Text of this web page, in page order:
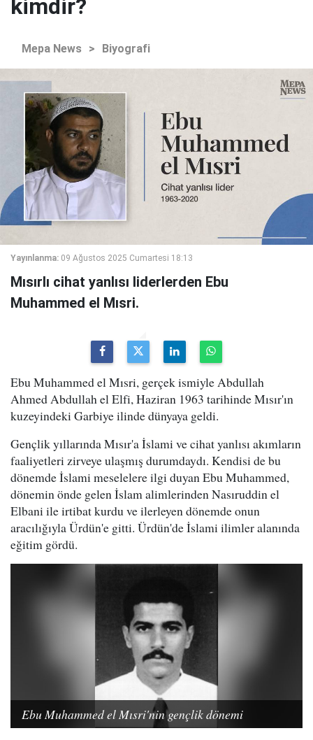
kimdir?
Mepa News > Biyografi
Yayınlanma: 09 Ağustos 2025 Cumartesi 18:13
Mısırlı cihat yanlısı liderlerden Ebu
Muhammed el Mısri.
Ebu Muhammed el Mısri, gerçek ismiyle Abdullah
Ahmed Abdullah el Elfi, Haziran 1963 tarihinde Mısır'ın
kuzeyindeki Garbiye ilinde dünyaya geldi.
Gençlik yıllarında Mısır'a İslami ve cihat yanlısı akımların
faaliyetleri zirveye ulaşmış durumdaydı. Kendisi de bu
dönemde İslami meselelere ilgi duyan Ebu Muhammed,
dönemin önde gelen İslam alimlerinden Nasıruddin el
Elbani ile irtibat kurdu ve ilerleyen dönemde onun
aracılığıyla Ürdün'e gitti. Ürdün'de İslami ilimler alanında
eğitim gördü.
Ebu Muhammed el Mısri'nin gençlik dönemi